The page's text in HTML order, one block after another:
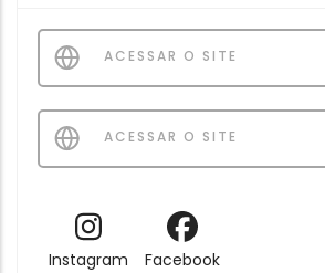
ACESSAR O SITE
ACESSAR O SITE
Instagram Facebook